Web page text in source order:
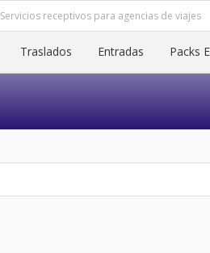
Servicios receptivos para agencias de viajes
Traslados Entradas Packs